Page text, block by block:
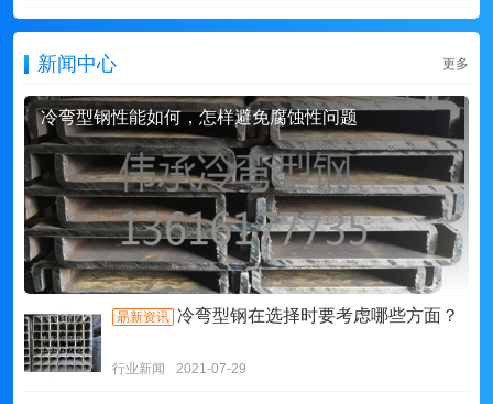
新闻中心 更多
冷弯型钢性能如何，怎样避免腐蚀性问题
朂新资讯 冷弯型钢在选择时要考虑哪些方面？
行业新闻 2021-07-29